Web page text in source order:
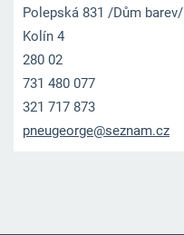
Polepská 831 /Dům barev/
Kolín 4
280 02
731 480 077
321 717 873
pneugeorge@seznam.cz